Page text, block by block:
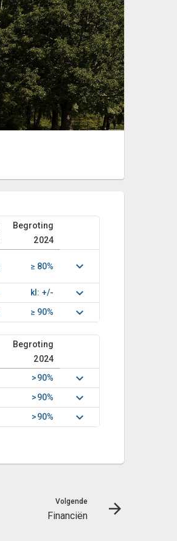
Begroting
2024
≥ 80%
kl: +/-
≥ 90%
Begroting
2024
>90%
>90%
>90%
Volgende
Financiën